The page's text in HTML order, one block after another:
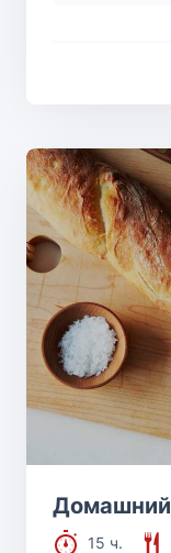
Домашний
15 ч.